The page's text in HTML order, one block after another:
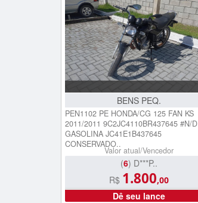
BENS PEQ.
PEN1102 PE HONDA/CG 125 FAN KS
2011/2011 9C2JC4110BR437645 #N/D
GASOLINA JC41E1B437645
CONSERVADO..
Valor atual/Vencedor
(6) D***P..
R$ 1.800,00
Dê seu lance